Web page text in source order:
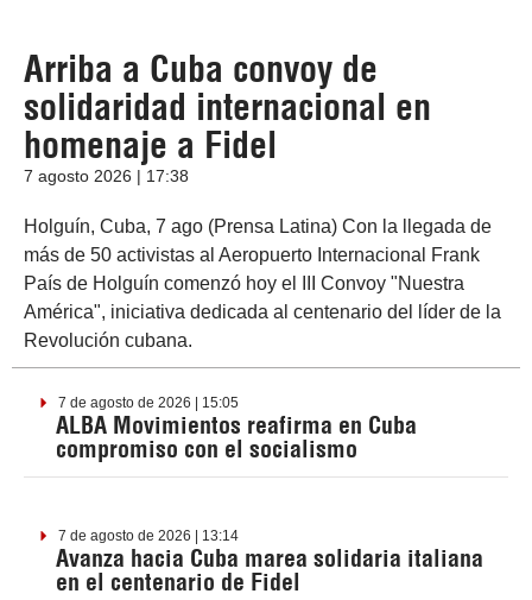
Arriba a Cuba convoy de
solidaridad internacional en
homenaje a Fidel
7 agosto 2026 | 17:38
Holguín, Cuba, 7 ago (Prensa Latina) Con la llegada de
más de 50 activistas al Aeropuerto Internacional Frank
País de Holguín comenzó hoy el III Convoy "Nuestra
América", iniciativa dedicada al centenario del líder de la
Revolución cubana.
7 de agosto de 2026 | 15:05
ALBA Movimientos reafirma en Cuba
compromiso con el socialismo
7 de agosto de 2026 | 13:14
Avanza hacia Cuba marea solidaria italiana
en el centenario de Fidel